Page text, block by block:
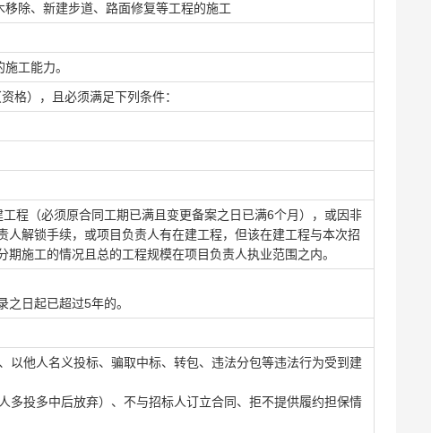
除、新建步道、路面修复等工程的施工
工能力。
资格），且必须满足下列条件：
程（必须原合同工期已满且变更备案之日已满6个月），或因非
解锁手续，或项目负责人有在建工程，但该在建工程与本次招
施工的情况且总的工程规模在项目负责人执业范围之内。
日起已超过5年的。
以他人名义投标、骗取中标、转包、违法分包等违法行为受到建
多投多中后放弃）、不与招标人订立合同、拒不提供履约担保情